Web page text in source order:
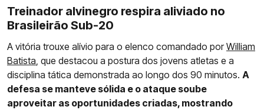
Treinador alvinegro respira aliviado no
Brasileirão Sub-20
A vitória trouxe alívio para o elenco comandado porWilliam
Batista , que destacou a postura dos jovens atletas e a
disciplina tática demonstrada ao longo dos 90 minutos. A
defesa se manteve sólida e o ataque soube
aproveitar as oportunidades criadas, mostrando